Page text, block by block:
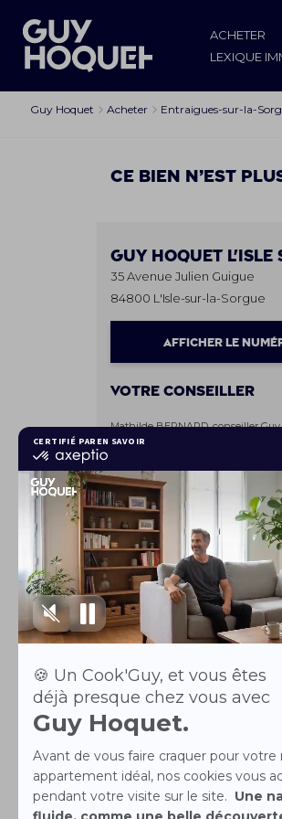
ACHETER
LEXIQUE
Guy Hoquet Acheter Entraigues-sur-la-
Ce bien n’est
Guy Hoquet L'ISLE
35 Avenue Julien Guigue
84800 L'Isle-sur-la-Sorgue
AFFICHER LE
Votre conseiller
Mathilde BERNARD, conseiller
Agent commercial RSAC
Les horaires
Lundi
Mardi
Mercredi
Vendredi
Samedi
Dimanche